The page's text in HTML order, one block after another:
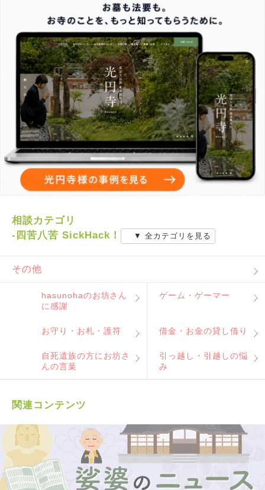
相談カテゴリ
-四苦八苦 SickHack！
▼ 全カテゴリを見る
その他
hasunohaのお坊さん
に感謝
ゲーム・ゲーマー
お守り・お札・護符 借金・お金の貸し借り
自死遺族の方にお坊さ
んの言葉
引っ越し・引越しの悩
み
関連コンテンツ